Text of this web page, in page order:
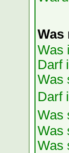
Was
Darf
Was
Darf
Was
Was
Was